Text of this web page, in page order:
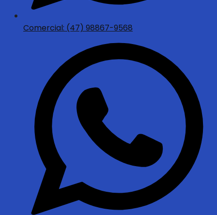
Comercial: (47) 98867-9568